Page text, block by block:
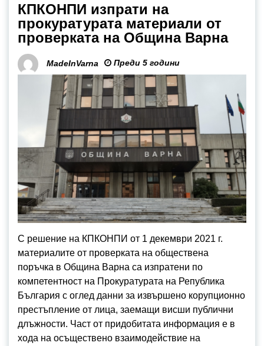
КПКОНПИ изпрати на
прокуратурата материали от
проверката на Община Варна
MadeInVarna Преди 5 години
С решение на КПКОНПИ от 1 декември 2021 г.
материалите от проверката на обществена
поръчка в Община Варна са изпратени по
компетентност на Прокуратурата на Република
България с оглед данни за извършено корупционно
престъпление от лица, заемащи висши публични
длъжности. Част от придобитата информация е в
хода на осъществено взаимодействие на